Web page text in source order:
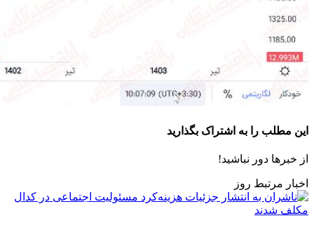
این مطلب را به اشتراک بگذارید
از خبرها دور نباشید!
اخبار مرتبط روز